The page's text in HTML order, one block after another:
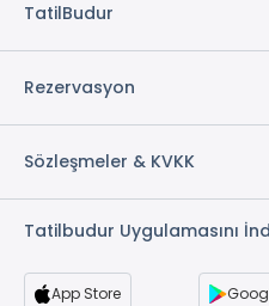
TatilBudur
Rezervasyon
Sözleşmeler & KVKK
Tatilbudur Uygulamasını
App Store